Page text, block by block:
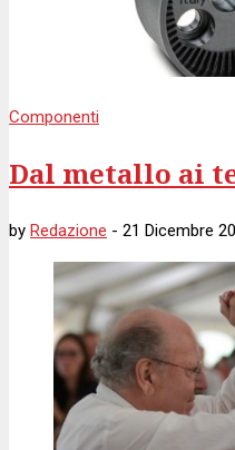
Componenti
Dal metallo ai
by Redazione - 21 Dicembre